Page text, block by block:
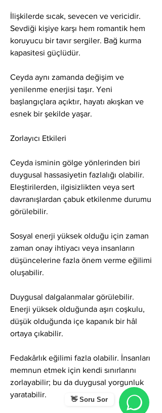
👋 Soru Sor
İlişkilerde sıcak, sevecen ve vericidir.
Sevdiği kişiye karşı hem romantik hem
koruyucu bir tavır sergiler. Bağ kurma
kapasitesi güçlüdür.
Ceyda aynı zamanda değişim ve
yenilenme enerjisi taşır. Yeni
başlangıçlara açıktır, hayatı akışkan ve
esnek bir şekilde yaşar.
Zorlayıcı Etkileri
Ceyda isminin gölge yönlerinden biri
duygusal hassasiyetin fazlalığı olabilir.
Eleştirilerden, ilgisizlikten veya sert
davranışlardan çabuk etkilenme durumu
görülebilir.
Sosyal enerji yüksek olduğu için zaman
zaman onay ihtiyacı veya insanların
düşüncelerine fazla önem verme eğilimi
oluşabilir.
Duygusal dalgalanmalar görülebilir.
Enerji yüksek olduğunda aşırı coşkulu,
düşük olduğunda içe kapanık bir hâl
ortaya çıkabilir.
Fedakârlık eğilimi fazla olabilir. İnsanları
memnun etmek için kendi sınırlarını
zorlayabilir; bu da duygusal yorgunluk
yaratabilir.